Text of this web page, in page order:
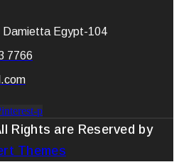
Damietta Egypt-104
7766
p
Rights are Reserved by
Themes